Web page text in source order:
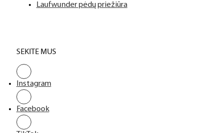
Laufwunder pėdų priežiūra
SEKITE MUS
Instagram
Facebook